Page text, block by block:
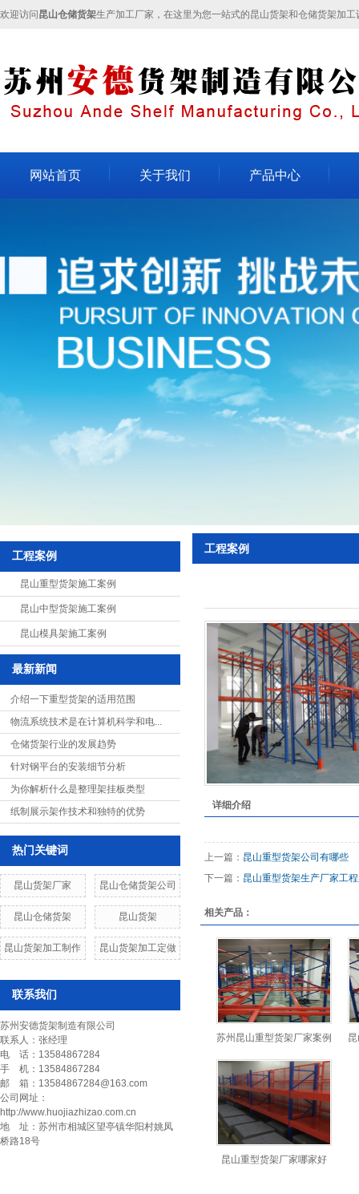
欢迎访问 昆山仓储货架生产加工厂家，在这里为您一站式的昆山货架和仓储货架加工
网站首页 关于我们
人才招聘
联系我们
产品中心
模具架
流水线
重型货架
悬臂式货架
展示架
中型货架
移动式货架
置物架
重力式货架
钢平台
隔离网片
流利式货架
文件柜
工具柜
铝型材制品
物料整理架
仓储笼
巧固架
物流台车
液压升降平台
堆垛架
托盘
物流箱
昆山
工程案例
昆山重型货架施工案例
昆山中型货架施工案例
昆山模具架施工案例
最新新闻
介绍一下重型货架的适用范围
物流系统技术是在计算机科学和电...
仓储货架行业的发展趋势
针对钢平台的安装细节分析
为你解析什么是整理架挂板类型
纸制展示架作技术和独特的优势
热门关键词
昆山货架厂家 昆山仓储货架公司
昆山仓储货架 昆山货架
昆山货架加工制作 昆山货架加工定做
联系我们
苏州安德货架制造有限公司
联系人：张经理
电 话：13584867284
手 机：13584867284
邮 箱：13584867284@163.com
公司网址：
http://www.huojiazhizao.com.cn
地 址：苏州市相城区望亭镇华阳村姚凤
桥路18号
工程案例
详细介绍
上一篇： 昆山重型货架公司有哪些
下一篇： 昆山重型货架生产厂家工
相关产品：
苏州昆山重型货架厂家案例
昆山重型货架厂家哪家好